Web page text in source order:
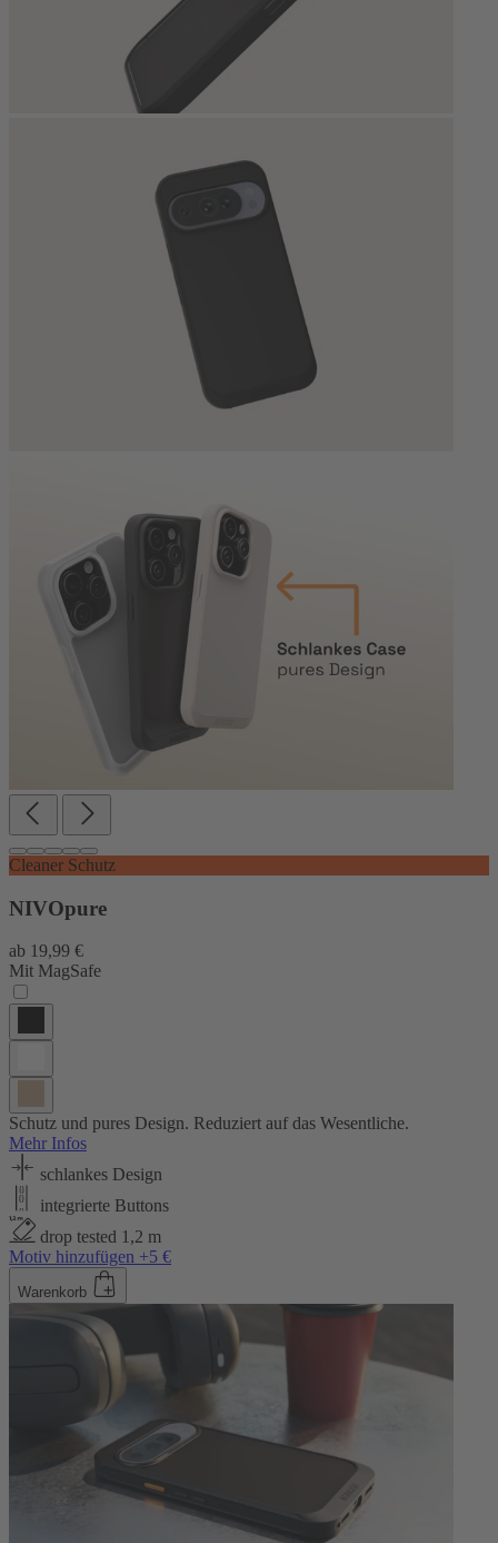
Cleaner Schutz
NIVOpure
ab 19,99 €
Mit MagSafe
Schutz und pures Design. Reduziert auf das Wesentliche.
Mehr Infos
schlankes Design
integrierte Buttons
drop tested 1,2 m
Motiv hinzufügen +5 €
Warenkorb